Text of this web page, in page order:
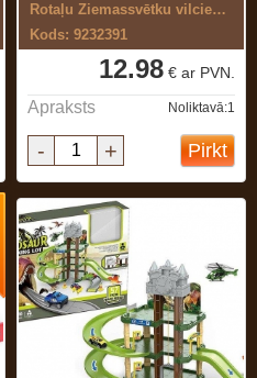
Rotaļu Ziemassvētku vilciens ar ...
Kods: 9232391
12.98 € ar PVN.
Apraksts Noliktavā:1
- + Pirkt